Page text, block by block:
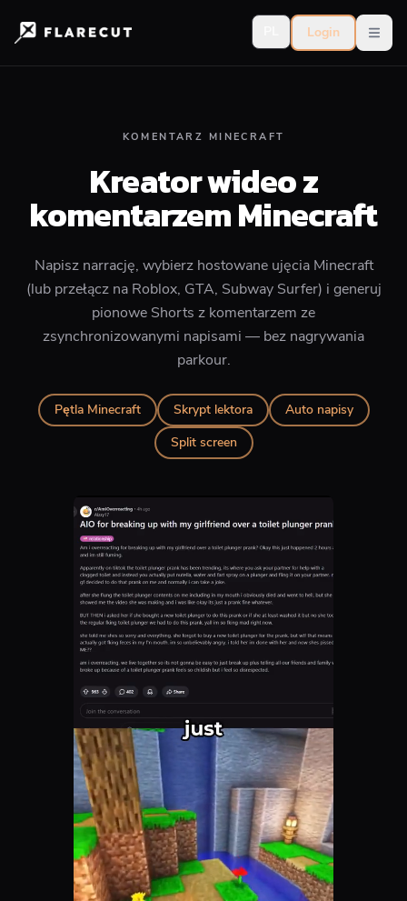
Login
KOMENTARZ MINECRAFT
Kreator wideo z
komentarzem Minecraft
Napisz narrację, wybierz hostowane ujęcia Minecraft
(lub przełącz na Roblox, GTA, Subway Surfer) i generuj
pionowe Shorts z komentarzem ze
zsynchronizowanymi napisami — bez nagrywania
parkour.
Pętla Minecraft Skrypt lektora
Auto napisy
Split screen